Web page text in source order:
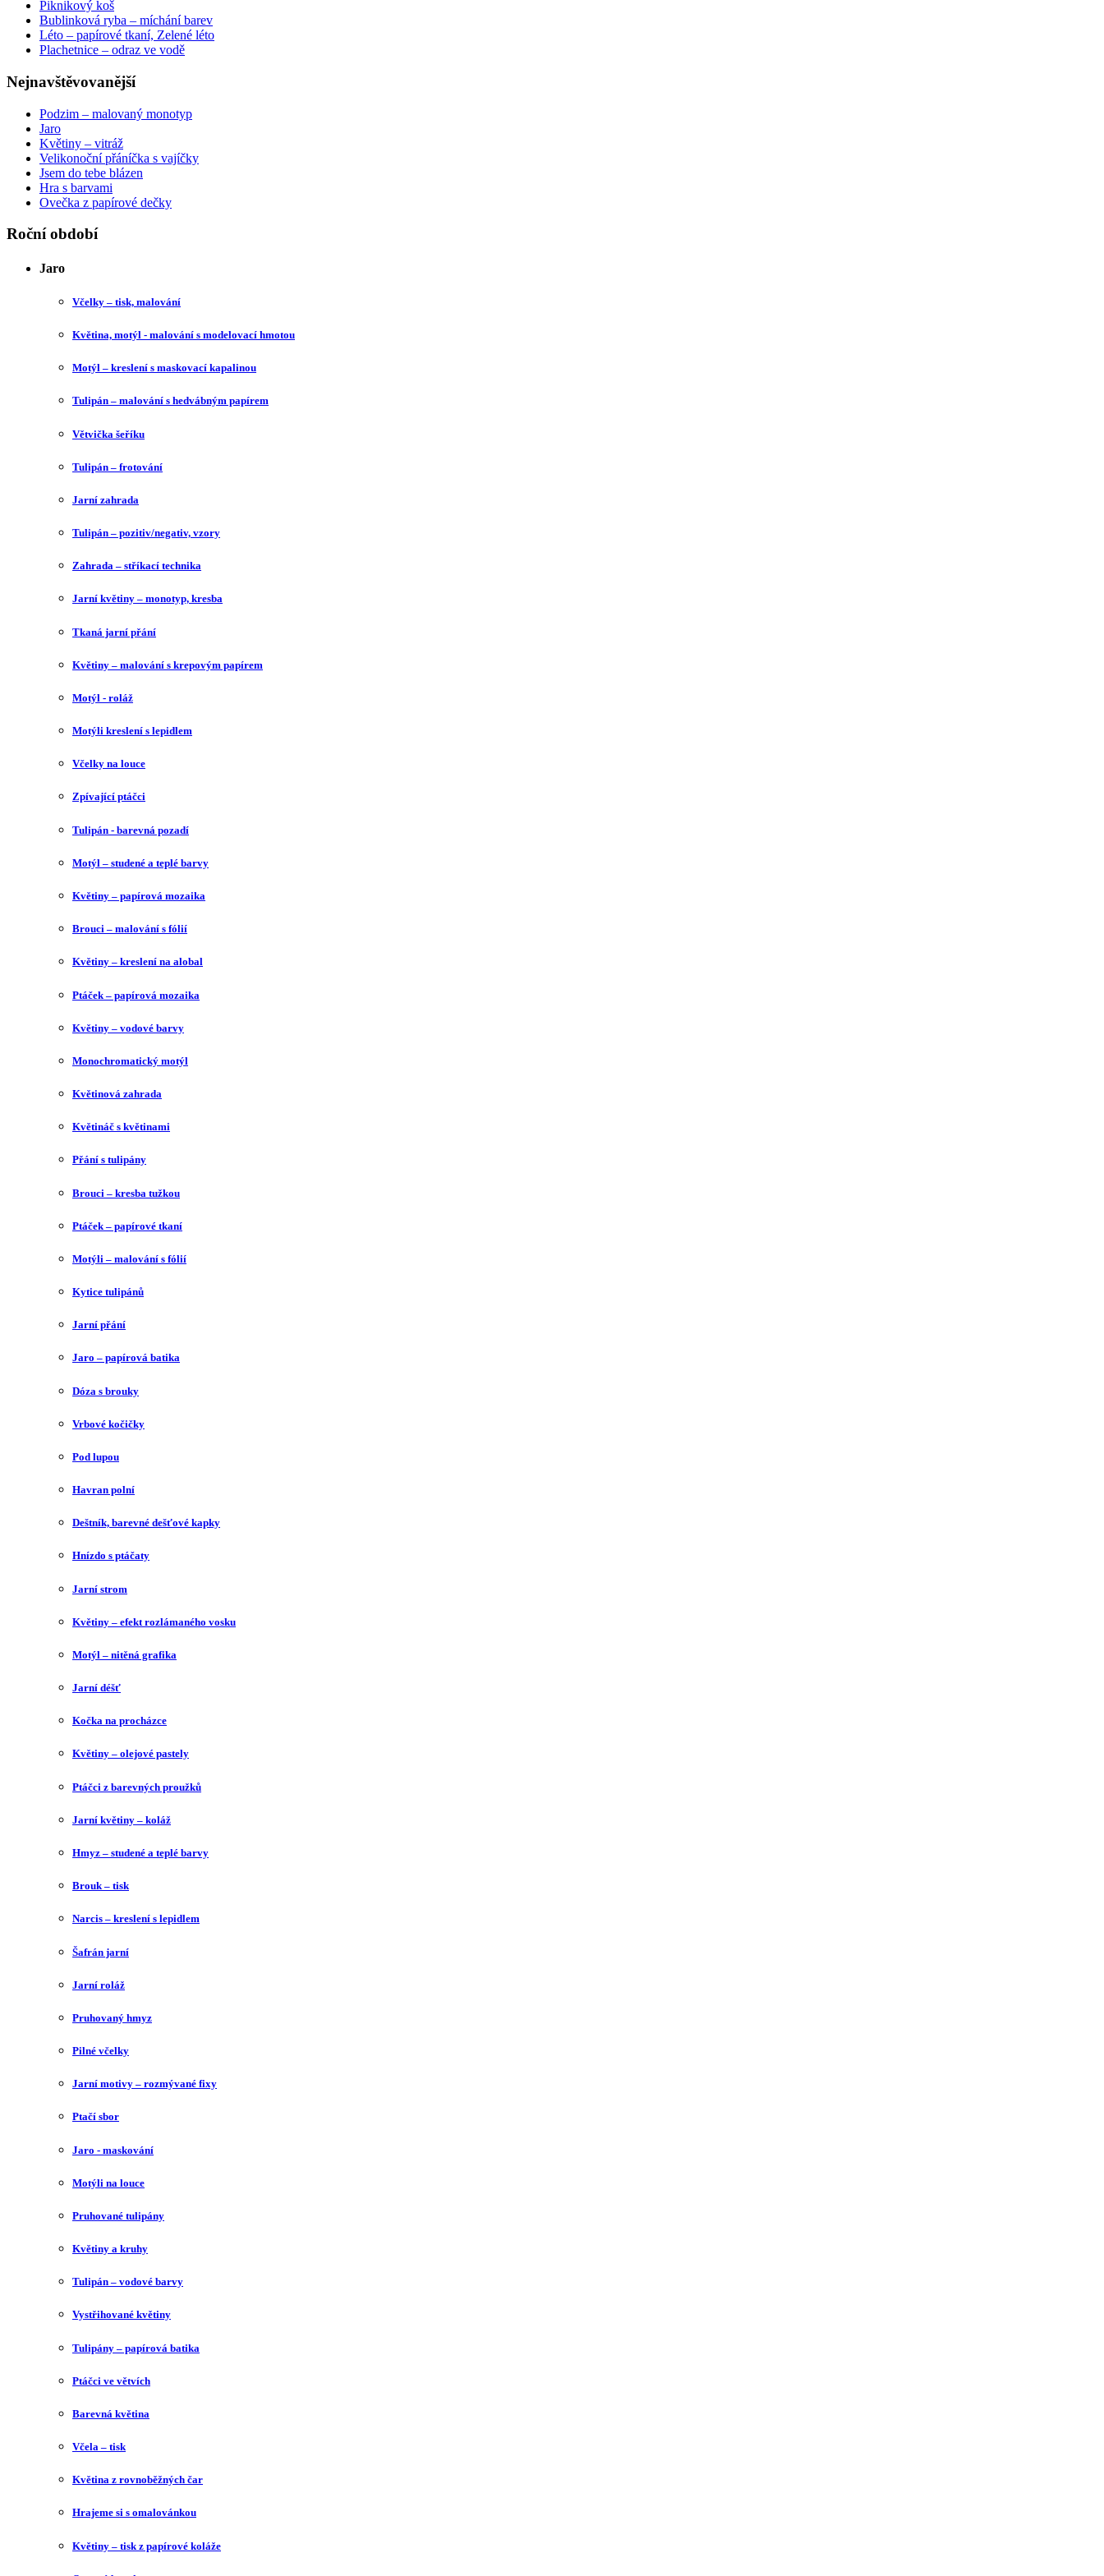
Piknikový koš
Bublinková ryba – míchání barev
Léto – papírové tkaní, Zelené léto
Plachetnice – odraz ve vodě
Nejnavštěvovanější
Podzim – malovaný monotyp
Jaro
Květiny – vitráž
Velikonoční přáníčka s vajíčky
Jsem do tebe blázen
Hra s barvami
Ovečka z papírové dečky
Roční období
Jaro
Včelky – tisk, malování
Květina, motýl - malování s modelovací hmotou
Motýl – kreslení s maskovací kapalinou
Tulipán – malování s hedvábným papírem
Větvička šeříku
Tulipán – frotování
Jarní zahrada
Tulipán – pozitiv/negativ, vzory
Zahrada – stříkací technika
Jarní květiny – monotyp, kresba
Tkaná jarní přání
Květiny – malování s krepovým papírem
Motýl - roláž
Motýli kreslení s lepidlem
Včelky na louce
Zpívající ptáčci
Tulipán - barevná pozadí
Motýl – studené a teplé barvy
Květiny – papírová mozaika
Brouci – malování s fólií
Květiny – kreslení na alobal
Ptáček – papírová mozaika
Květiny – vodové barvy
Monochromatický motýl
Květinová zahrada
Květináč s květinami
Přání s tulipány
Brouci – kresba tužkou
Ptáček – papírové tkaní
Motýli – malování s fólií
Kytice tulipánů
Jarní přání
Jaro – papírová batika
Dóza s brouky
Vrbové kočičky
Pod lupou
Havran polní
Deštník, barevné dešťové kapky
Hnízdo s ptáčaty
Jarní strom
Květiny – efekt rozlámaného vosku
Motýl – nitěná grafika
Jarní déšť
Kočka na procházce
Květiny – olejové pastely
Ptáčci z barevných proužků
Jarní květiny – koláž
Hmyz – studené a teplé barvy
Brouk – tisk
Narcis – kreslení s lepidlem
Šafrán jarní
Jarní roláž
Pruhovaný hmyz
Pilné včelky
Jarní motivy – rozmývané fixy
Ptačí sbor
Jaro - maskování
Motýli na louce
Pruhované tulipány
Květiny a kruhy
Tulipán – vodové barvy
Vystřihované květiny
Tulipány – papírová batika
Ptáčci ve větvích
Barevná květina
Včela – tisk
Květina z rovnoběžných čar
Hrajeme si s omalovánkou
Květiny – tisk z papírové koláže